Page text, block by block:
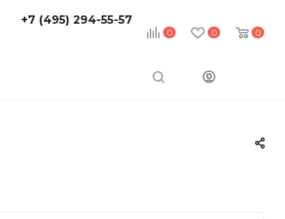
0 0 0
+7 (495) 294-55-57